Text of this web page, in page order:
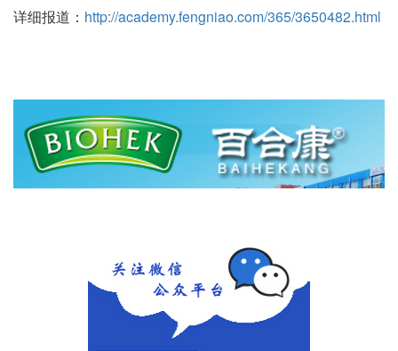
详细报道： http://academy.fengniao.com/365/3650482.html